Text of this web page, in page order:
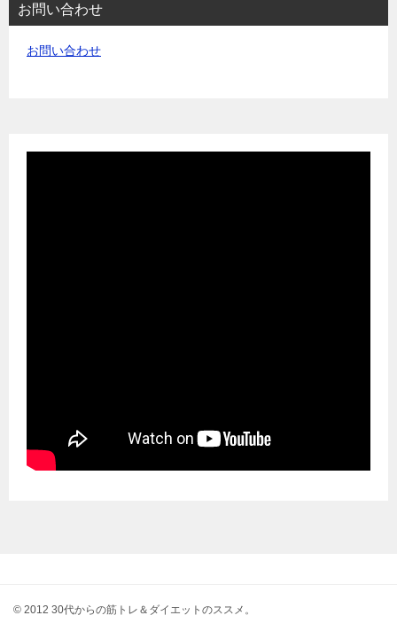
お問い合わせ
お問い合わせ
© 2012 30代からの筋トレ＆ダイエットのススメ。